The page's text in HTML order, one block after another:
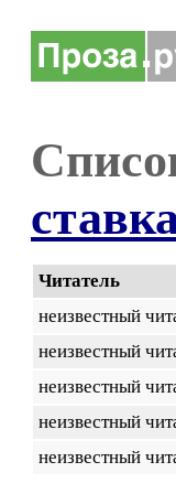
Читатель
неизвестный
неизвестный
неизвестный
неизвестный
неизвестный